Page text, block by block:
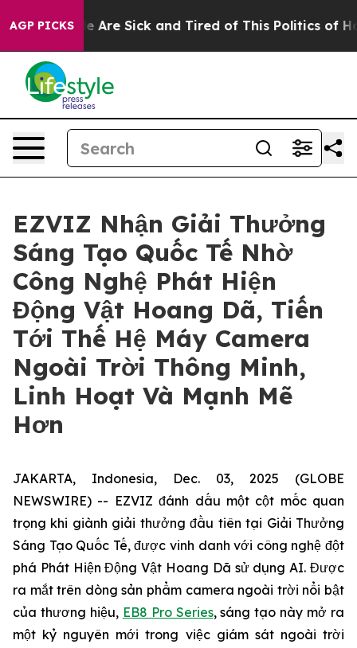
AGP PICKSAre Sick and Tired of This Politics of
EZVIZ Nhận Giải Thưởng
Sáng Tạo Quốc Tế Nhờ
Công Nghệ Phát Hiện
Động Vật Hoang Dã, Tiến
Tới Thế Hệ Máy Camera
Ngoài Trời Thông Minh,
Linh Hoạt Và Mạnh Mẽ
Hơn
JAKARTA, Indonesia, Dec. 03, 2025 (GLOBE
NEWSWIRE) -- EZVIZ đánh dấu một cột mốc quan
trọng khi giành giải thưởng đầu tiên tại Giải Thưởng
Sáng Tạo Quốc Tế, được vinh danh với công nghệ đột
phá Phát Hiện Động Vật Hoang Dã sử dụng AI. Được
ra mắt trên dòng sản phẩm camera ngoài trời nổi bật
của thương hiệu, EB8 Pro Series, sáng tạo này mở ra
một kỷ nguyên mới trong việc giám sát ngoài trời